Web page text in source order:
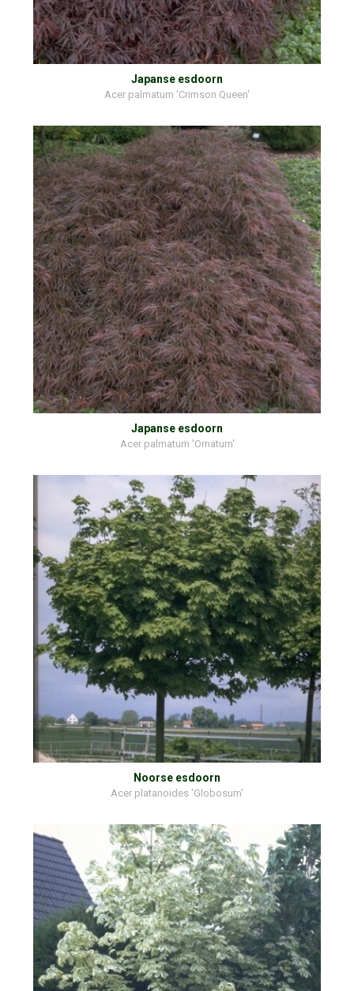
Japanse esdoorn
Acer palmatum 'Crimson Queen'
Japanse esdoorn
Acer palmatum 'Ornatum'
Noorse esdoorn
Acer platanoides 'Globosum'